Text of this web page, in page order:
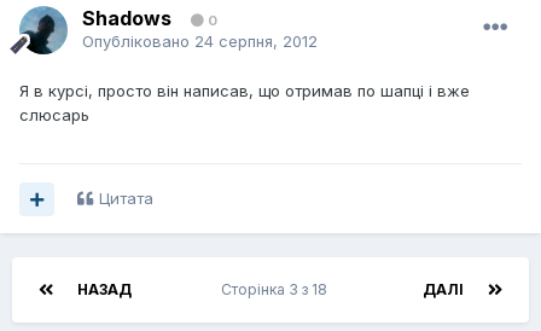
Shadows 0
Опубліковано 24 серпня, 2012
Я в курсi, просто вiн написав, що отримав по шапцi i вже
слюсарь
Цитата
НАЗАД ДАЛІ
Сторінка 3 з 18